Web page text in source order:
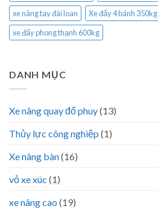
xe nâng tay đài loan
Xe đẩy 4 bánh 350kg
xe đẩy phong thạnh 600kg
DANH MỤC
Xe nâng quay đổ phuy(13)
Thủy lực công nghiệp (1)
Xe nâng bàn(16)
vỏ xe xúc (1)
xe nâng cao (19)